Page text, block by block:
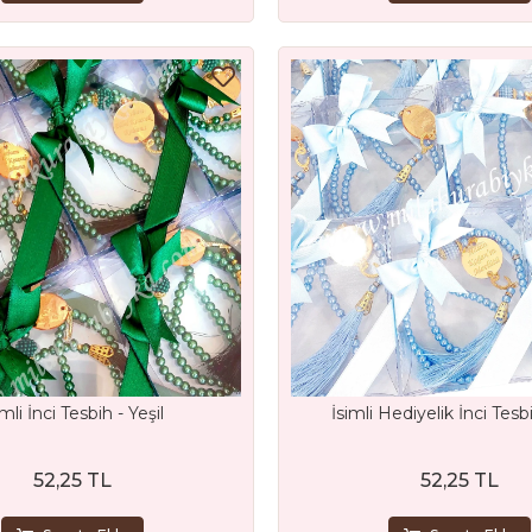
İnci Tesbih - Yeşil
52,25 TL
İsimli Hediyelik İnci
52,25 TL